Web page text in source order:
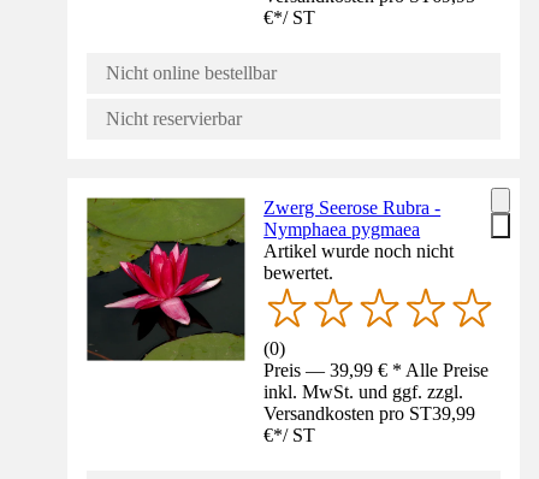
€*/ ST
Nicht online bestellbar
Nicht reservierbar
Zwerg Seerose Rubra -
Nymphaea pygmaea
Artikel wurde noch nicht
bewertet.
(0)
Preis — 39,99 € * Alle Preise
inkl. MwSt. und ggf. zzgl.
Versandkosten pro ST39,99
€*/ ST